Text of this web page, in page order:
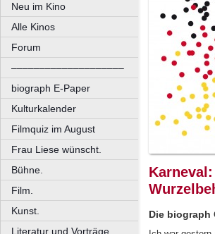
Neu im Kino
Alle Kinos
Forum
––––––––––––––––––––
biograph E-Paper
Kulturkalender
Filmquiz im August
Frau Liese wünscht.
Bühne.
Film.
Kunst.
Literatur und Vorträge.
Die biograph